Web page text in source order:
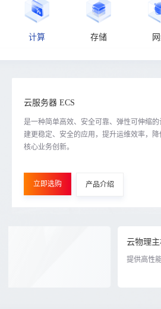
计算 存储
云服务器 ECS
是一种简单高效、安全可靠、弹性可伸缩
建更稳定、安全的应用，提升运维效率，
核心业务创新。
立即选购 产品介绍
提供高性能、安全隔离、无虚拟化的云上物